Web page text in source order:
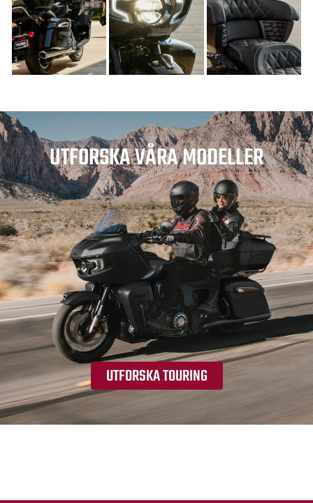
UTFORSKA VÅRA MODELLER
UTFORSKA TOURING